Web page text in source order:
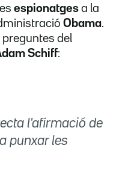
espionatges a la
Obama.
preguntes del
Schiff:
l'afirmació de
punxar les